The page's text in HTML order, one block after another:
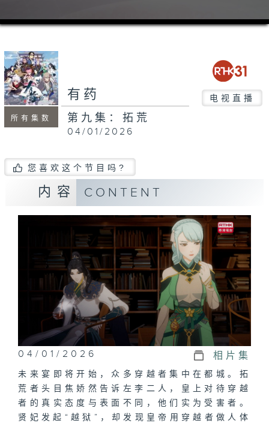
所有集数
有药 电视直播
第九集：拓荒
04/01/2026
您喜欢这个节目吗?
内容 CONTENT
04/01/2026 相片集
未来宴即将开始，众多穿越者集中在都城。拓
荒者头目焦娇然告诉左李二人，皇上对待穿越
者的真实态度与表面不同，他们实为受害者。
贤妃发起“越狱”，却发现皇帝用穿越者做人体